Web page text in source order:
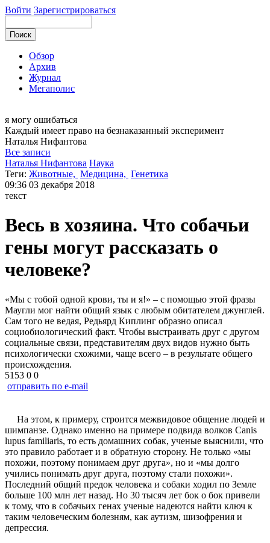
Войти Зарегистрироваться
Обзор
Архив
Журнал
Мегаполис
я могу ошибаться
Каждый имеет право на безнаказанный эксперимент
Наталья Нифантова
Все записи
Наталья Нифантова Наука
Теги: Животные, Медицина, Генетика
09:36 03 декабря 2018
текст
Весь в хозяина. Что собачьи
гены могут рассказать о
человеке?
«Мы с тобой одной крови, ты и я!» – с помощью этой фразы
Маугли мог найти общий язык с любым обитателем джунглей.
Сам того не ведая, Редьярд Киплинг образно описал
социобиологический факт. Чтобы выстраивать друг с другом
социальные связи, представителям двух видов нужно быть
психологически схожими, чаще всего – в результате общего
происхождения.
5153 0 0
отправить по e-mail
На этом, к примеру, строится межвидовое общение людей и
шимпанзе. Однако именно на примере подвида волков Canis
lupus familiaris, то есть домашних собак, ученые выяснили, что
это правило работает и в обратную сторону. Не только «мы
похожи, поэтому понимаем друг друга», но и «мы долго
учились понимать друг друга, поэтому стали похожи».
Последний общий предок человека и собаки ходил по Земле
больше 100 млн лет назад. Но 30 тысяч лет бок о бок привели
к тому, что в собачьих генах ученые надеются найти ключ к
таким человеческим болезням, как аутизм, шизофрения и
депрессия.